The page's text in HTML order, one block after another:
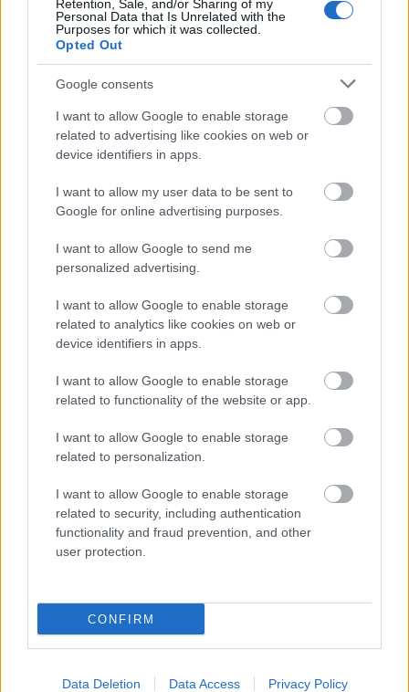
Retention, Sale, and/or Sharing of my
Personal Data that Is Unrelated with the
Purposes for which it was collected.
Opted Out
Google consents
I want to allow Google to enable storage
related to advertising like cookies on web or
device identifiers in apps.
I want to allow my user data to be sent to
Google for online advertising purposes.
I want to allow Google to send me
personalized advertising.
I want to allow Google to enable storage
related to analytics like cookies on web or
device identifiers in apps.
I want to allow Google to enable storage
related to functionality of the website or app.
I want to allow Google to enable storage
related to personalization.
I want to allow Google to enable storage
related to security, including authentication
functionality and fraud prevention, and other
user protection.
CONFIRM
Data Deletion Data Access Privacy Policy
Μάθε πρώτος όλες τις σημαντικές
Βάλε το proson.gr στα αποτελέσματα
Δημοφιλείς Ειδήσεις
ΟΠΕΚΑ: Μηνιαίο επίδομα έως 210
ευρώ - Πώς θα τα πάρετε
Προσωπικός Βοηθός: Ανοίγουν οι
αλλάζει στο πρόγραμμα
Σωφρονιστικά καταστήματα: 416
προσλήψεις χωρίς πτυχίο - Πού κάνετε
Νέος «Κηφισός» 40 χιλιομέτρων: Ο
δρόμος που φιλοδοξεί να λύσει το